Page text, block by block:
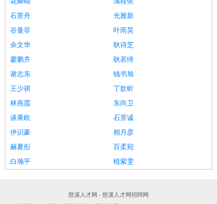
石景舟
光雅新
谷曼菲
叶雨昊
佘文华
耿诗芝
廖鹏齐
耿若绮
谢志东
钱书旭
王少祺
丁歆昕
林燕霞
东尚卫
谈果欧
石景诚
伊识豪
相月彦
赫夏彤
百柔宛
白瀚平
植紫雯
慈溪人才网 - 慈溪人才网招聘网